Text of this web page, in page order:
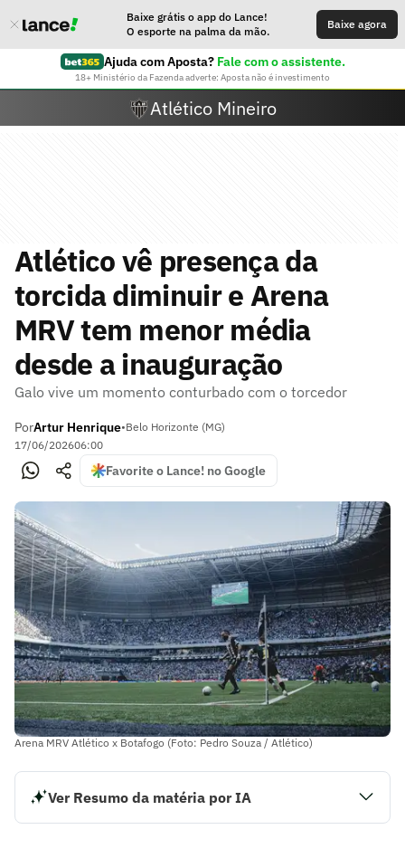
Baixe grátis o app do Lance!
O esporte na palma da mão.
Baixe agora
Ajuda com Aposta? Fale com o assistente.
18+ Ministério da Fazenda adverte: Aposta não é investimento
Atlético Mineiro
Atlético vê presença da
torcida diminuir e Arena
MRV tem menor média
desde a inauguração
Galo vive um momento conturbado com o torcedor
PorArtur Henrique•Belo Horizonte (MG)
17/06/202606:00
Favorite o Lance! no Google
Arena MRV Atlético x Botafogo (Foto: Pedro Souza / Atlético)
Ver Resumo da matéria por IA